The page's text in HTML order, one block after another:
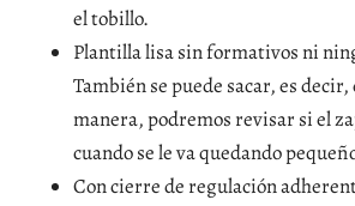
el tobillo.
Plantilla lisa sin formativos ni
También se puede sacar, es
manera, podremos revisar si el
cuando se le va quedando
Con cierre de regulación